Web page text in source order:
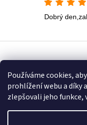
Používáme cookies,
prohlížení webu a díky
zlepšovali jeho
Copyright 2026